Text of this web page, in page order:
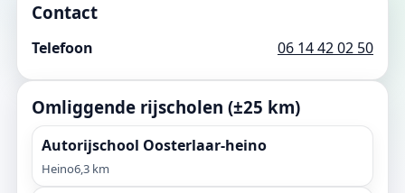
Contact
Telefoon 06 14 42 02 50
Omliggende rijscholen (±25 km)
Autorijschool Oosterlaar-heino
Heino6,3 km